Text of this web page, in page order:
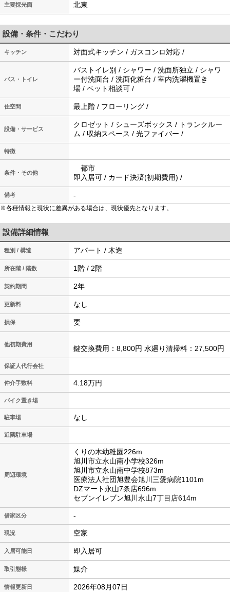
主要採光面 北東
設備・条件・こだわり
キッチン 対面式キッチン / ガスコンロ対応 /
バス・トイレ
バストイレ別 / シャワー / 洗面所独立 / シャワ
ー付洗面台 / 洗面化粧台 / 室内洗濯機置き
場 / ペット相談可 /
住空間 最上階 / フローリング /
設備・サービス
クロゼット / シューズボックス / トランクルー
ム / 収納スペース / 光ファイバー /
特徴
条件・その他
都市
即入居可 / カード決済(初期費用) /
備考 -
※各種情報と現状に差異がある場合は、現状優先となります。
設備詳細情報
種別 / 構造 アパート / 木造
所在階 / 階数 1階 / 2階
契約期間 2年
更新料 なし
損保 要
他初期費用 鍵交換費用：8,800円 水廻り清掃料：27,500円
保証人代行会社
仲介手数料 4.18万円
バイク置き場
駐車場 なし
近隣駐車場
周辺環境
くりの木幼稚園226m
旭川市立永山南小学校326m
旭川市立永山南中学校873m
医療法人社団旭豊会旭川三愛病院1101m
DZマート永山7条店696m
セブンイレブン旭川永山7丁目店614m
借家区分 -
現況 空家
入居可能日 即入居可
取引態様 媒介
情報更新日 2026年08月07日